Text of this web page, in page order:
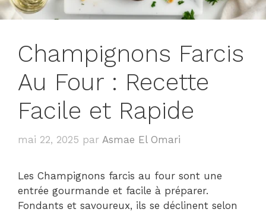
Champignons Farcis
Au Four : Recette
Facile et Rapide
mai 22, 2025 par Asmae El Omari
Les Champignons farcis au four sont une
entrée gourmande et facile à préparer.
Fondants et savoureux, ils se déclinent selon